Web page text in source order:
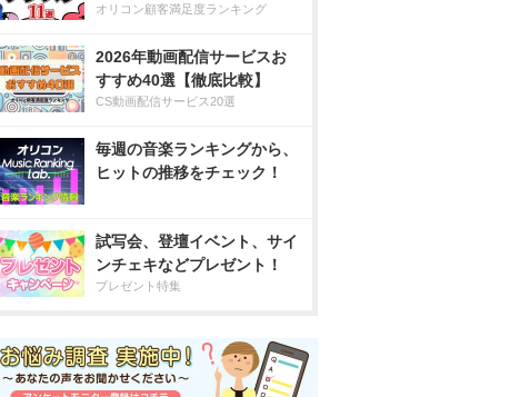
オリコン顧客満足度ランキング
2026年動画配信サービスお
すすめ40選【徹底比較】
CS動画配信サービス20選
毎週の音楽ランキングから、
ヒットの推移をチェック！
試写会、登壇イベント、サイ
ンチェキなどプレゼント！
プレゼント特集